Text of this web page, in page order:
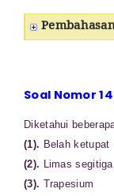
Soal Nomor 14
Diketahui
(1). Belah ketupat
(2). Limas segitiga
(3). Trapesium